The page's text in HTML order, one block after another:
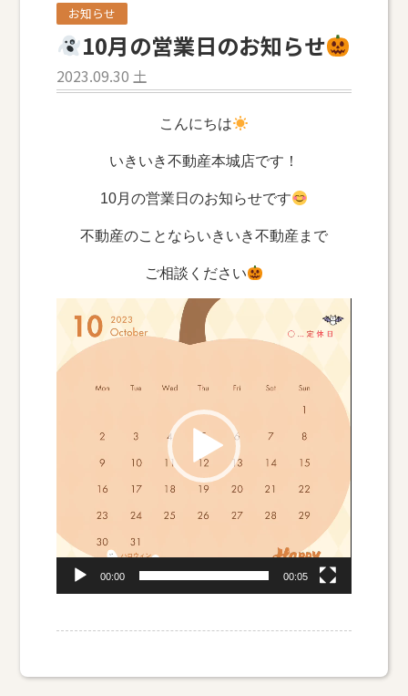
お知らせ
10月の営業日のお知らせ
2023.09.30 土
こんにちは
いきいき不動産本城店です！
10月の営業日のお知らせです
不動産のことならいきいき不動産まで
ご相談ください
レ
00:00 00:05